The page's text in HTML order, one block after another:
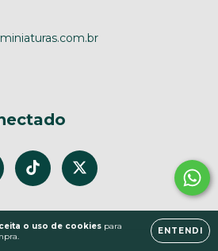
o uso de cookies para
ENTENDI